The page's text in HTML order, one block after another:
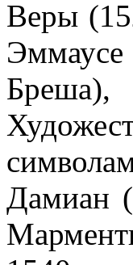
Веры
Бреша),
Дамиан